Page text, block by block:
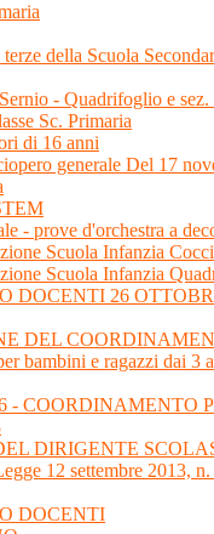
della Scuola
- Quadrifoglio e
Sc. Primaria
di 16 anni
generale Del 17
- prove d'orchestra a
Scuola Infanzia
Scuola Infanzia
DOCENTI 26
DEL
bambini e ragazzi dai 3
-
DIRIGENTE
12 settembre 2013, n.
DOCENTI